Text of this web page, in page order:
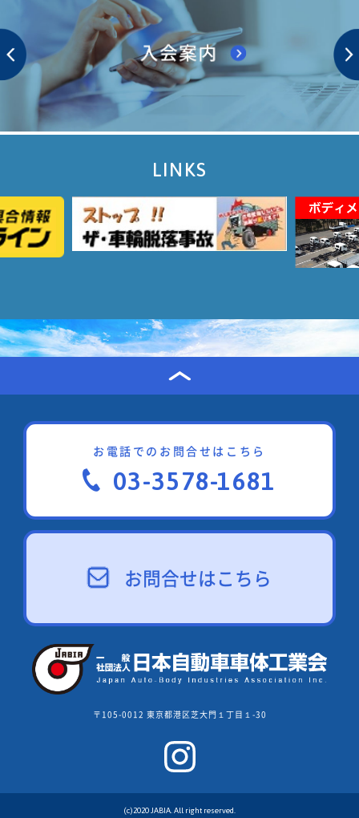
LINKS
お電話でのお問合せはこちら
03-3578-1681
お問合せはこちら
〒105-0012 東京都港区芝大門１丁目１-30
(c)2020 JABIA. All right reserved.